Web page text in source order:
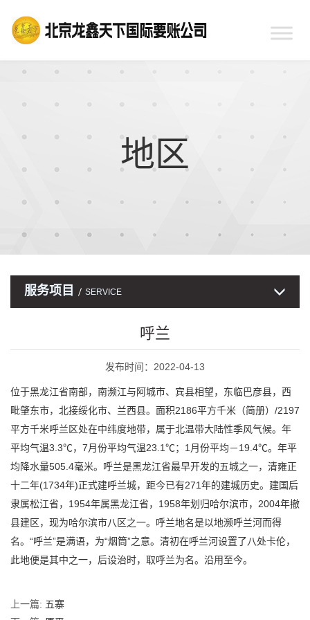
地区
服务项目 SERVICE
呼兰
发布时间：2022-04-13
位于黑龙江省南部，南濒江与阿城市、宾县相望，东临巴彦县，西
毗肇东市，北接绥化市、兰西县。面积2186平方千米（简册）/2197
平方千米呼兰区处在中纬度地带，属于北温带大陆性季风气候。年
平均气温3.3℃，7月份平均气温23.1℃；1月份平均－19.4℃。年平
均降水量505.4毫米。呼兰是黑龙江省最早开发的五城之一，清雍正
十二年(1734年)正式建呼兰城，距今已有271年的建城历史。建国后
隶属松江省，1954年属黑龙江省，1958年划归哈尔滨市，2004年撤
县建区，现为哈尔滨市八区之一。呼兰地名是以地濒呼兰河而得
名。“呼兰”是满语，为“烟筒”之意。清初在呼兰河设置了八处卡伦，
此地便是其中之一，后设治时，取呼兰为名。沿用至今。
上一篇: 五寨